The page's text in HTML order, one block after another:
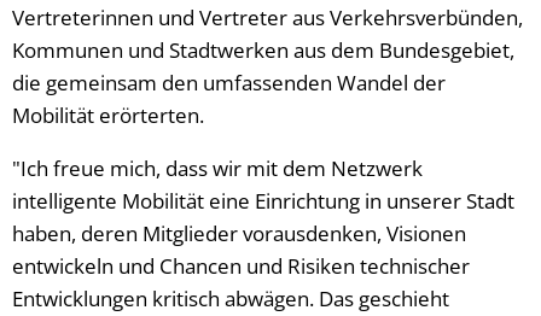
Vertreterinnen und Vertreter aus Verkehrsverbünden,
Kommunen und Stadtwerken aus dem Bundesgebiet,
die gemeinsam den umfassenden Wandel der
Mobilität erörterten.
"Ich freue mich, dass wir mit dem Netzwerk
intelligente Mobilität eine Einrichtung in unserer Stadt
haben, deren Mitglieder vorausdenken, Visionen
entwickeln und Chancen und Risiken technischer
Entwicklungen kritisch abwägen. Das geschieht